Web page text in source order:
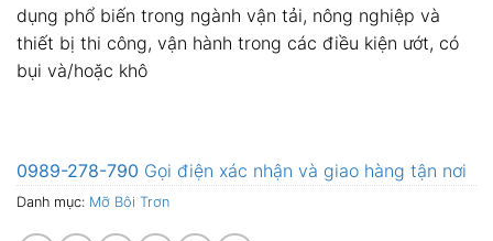
dụng phổ biến trong ngành vận tải, nông nghiệp và
thiết bị thi công, vận hành trong các điều kiện ướt, có
bụi và/hoặc khô
0989-278-790 Gọi điện xác nhận và giao hàng tận nơi
Danh mục: Mỡ Bôi Trơn